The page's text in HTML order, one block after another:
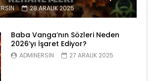
28 ARALIK 2025
Baba Vanga’nın Sözleri Neden
2026’yı İşaret Ediyor?
ADMINERSIN 27 ARALIK 2025